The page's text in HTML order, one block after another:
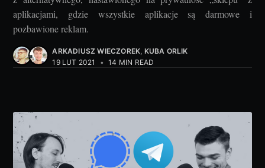
aplikacjami, gdzie wszystkie aplikacje są darmowe i
pozbawione reklam.
ARKADIUSZ WIECZOREK, KUBA ORLIK
19 LUT 2021
• 14 MIN READ